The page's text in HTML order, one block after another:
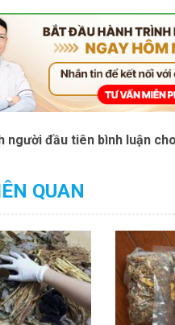
người đầu tiên bình luận
QUAN